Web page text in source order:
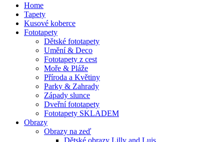
Home
Tapety
Kusové koberce
Fototapety
Dětské fototapety
Umění & Deco
Fototapety z cest
Moře & Pláže
Příroda a Květiny
Parky & Zahrady
Západy slunce
Dveřní fototapety
Fototapety SKLADEM
Obrazy
Obrazy na zeď
Dětské obrazy Lilly and Luis